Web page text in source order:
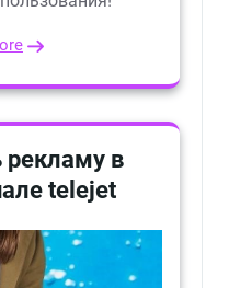
рекламу в
telejet